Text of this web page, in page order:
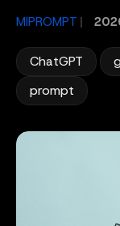
MIPROMPT /
ChatGPT
prompt